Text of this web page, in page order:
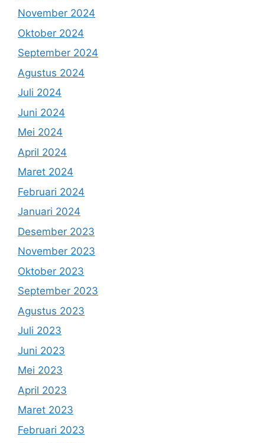
November 2024
Oktober 2024
September 2024
Agustus 2024
Juli 2024
Juni 2024
Mei 2024
April 2024
Maret 2024
Februari 2024
Januari 2024
Desember 2023
November 2023
Oktober 2023
September 2023
Agustus 2023
Juli 2023
Juni 2023
Mei 2023
April 2023
Maret 2023
Februari 2023